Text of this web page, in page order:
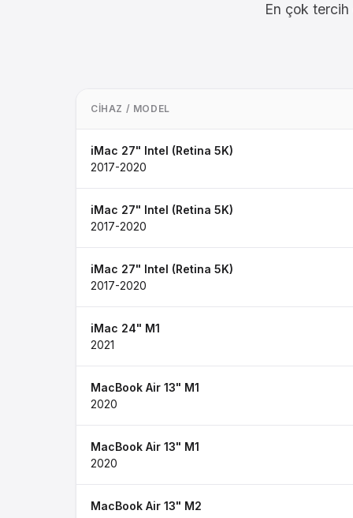
En çok
CIHAZ / MODEL
iMac 27" Intel (Retina 5K)
2017-2020
iMac 27" Intel (Retina 5K)
2017-2020
iMac 27" Intel (Retina 5K)
2017-2020
iMac 24" M1
2021
MacBook Air 13" M1
2020
MacBook Air 13" M1
2020
MacBook Air 13" M2